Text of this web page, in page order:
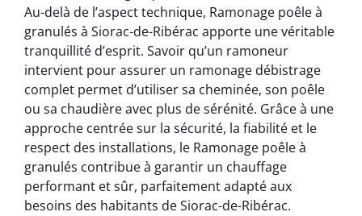
Au-delà de l’aspect technique, Ramonage poêle à
granulés à Siorac-de-Ribérac apporte une véritable
tranquillité d’esprit. Savoir qu’un ramoneur
intervient pour assurer un ramonage débistrage
complet permet d’utiliser sa cheminée, son poêle
ou sa chaudière avec plus de sérénité. Grâce à une
approche centrée sur la sécurité, la fiabilité et le
respect des installations, le Ramonage poêle à
granulés contribue à garantir un chauffage
performant et sûr, parfaitement adapté aux
besoins des habitants de Siorac-de-Ribérac.